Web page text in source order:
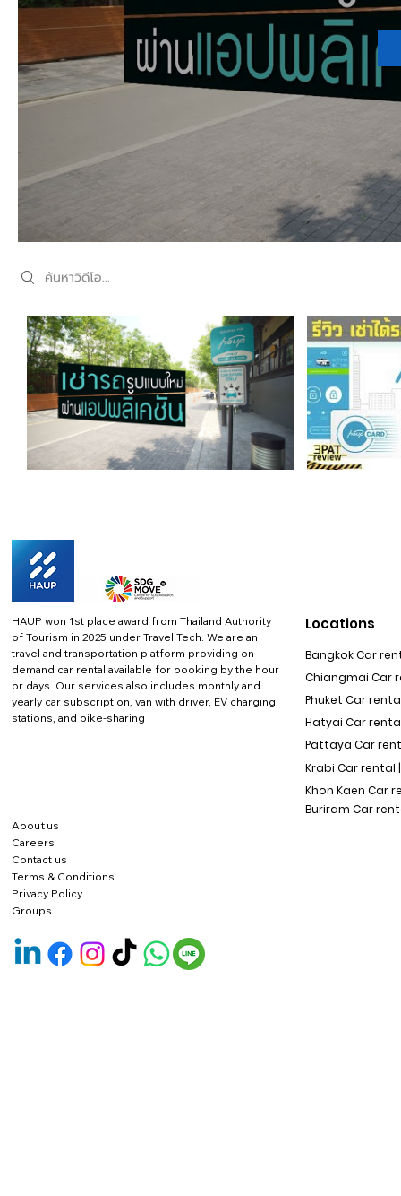
Search videos
HAUP won 1st place award from Thailand Authority
of Tourism in 2025 under Travel Tech. We are an
travel and transportation platform providing on-
demand car rental available for booking by the hour
or days. Our services also includes monthly and
yearly car subscription, van with driver, EV charging
stations, and bike-sharing
About us
Careers
Contact us
Terms & Conditions
Privacy Policy
Locations
Bangkok Car
Chiangmai Car
Phuket Car rental
Hatyai Car
Pattaya Car
Krabi Car rental |
Khon Kaen Car
Buriram Car
Groups